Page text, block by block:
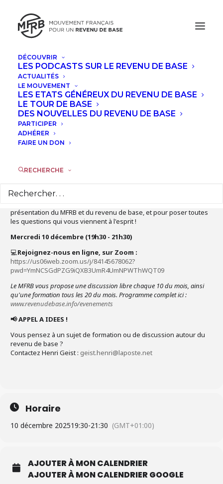
DÉCOUVRIR
LES PODCASTS SUR LE REVENU DE BASE
ACTUALITÉS
LE MOUVEMENT
LES ETATS GÉNÉREUX DU REVENU DE BASE
LE TOUR DE BASE
DES NOUVELLES DU REVENU DE BASE
PARTICIPER
ADHÉRER
FAIRE UN DON
RECHERCHE
DÉCEMBRE, 2025
BIENVENUE AU MFRB !
Détails de l'évènement
présentation du MFRB et du revenu de base, et pour poser toutes
les questions qui vous viennent à l'esprit !
Mercredi 10 décembre (19h30 - 21h30)
💻Rejoignez-nous en ligne, sur Zoom :
https://us06web.zoom.us/j/84145678062?
pwd=YmNCSGdPZG9iQXB3UmR4UmNPWThWQT09
Le MFRB vous propose une discussion libre chaque 10 du mois, ainsi
qu'une formation tous les 20 du mois. Programme complet ici :
www.revenudebase.info/evenements
📢 APPEL A IDEES !
Vous pensez à un sujet de formation ou de discussion autour du
revenu de base ?
Contactez Henri Geist : geist.henri@laposte.net
Horaire
10 décembre 202519:30-21:30 (GMT+01:00)
AJOUTER À MON CALENDRIER
AJOUTER À MON CALENDRIER GOOGLE